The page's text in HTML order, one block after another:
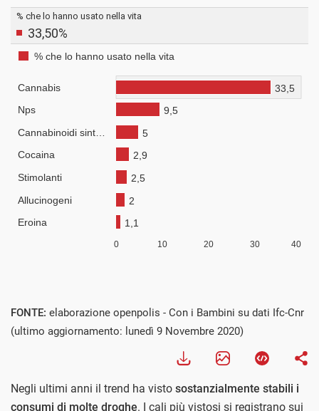
FONTE: elaborazione openpolis - Con i Bambini su dati Ifc-Cnr
(ultimo aggiornamento: lunedì 9 Novembre 2020)
Negli ultimi anni il trend ha visto sostanzialmente stabili i
consumi di molte droghe. I cali più vistosi si registrano sui